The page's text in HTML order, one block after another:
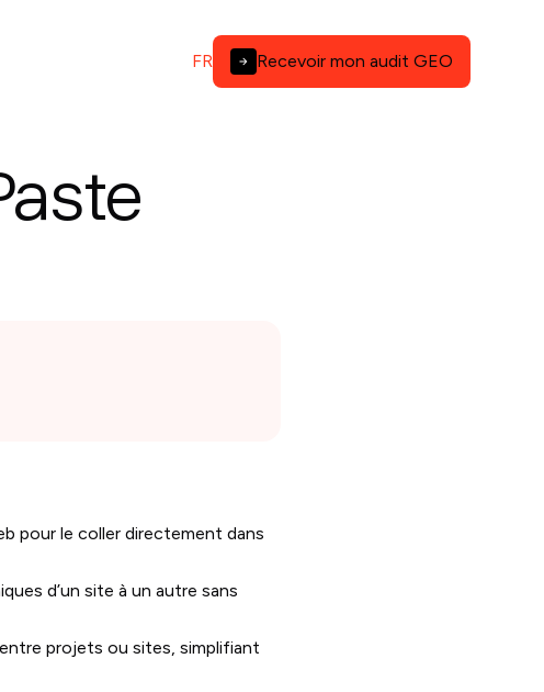
FR Recevoir mon audit GEO
pour le coller directement dans
d’un site à un autre sans
projets ou sites, simplifiant